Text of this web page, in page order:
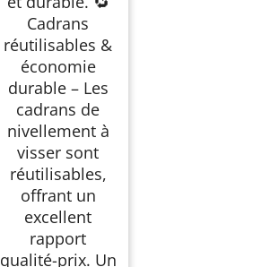
Cadrans
réutilisables &
économie
durable – Les
cadrans de
nivellement à
visser sont
réutilisables,
offrant un
excellent
rapport
qualité-prix. Un